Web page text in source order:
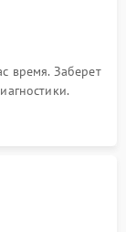
время. Заберет